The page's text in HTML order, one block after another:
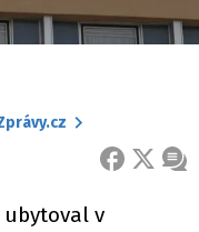
FACEBOOK
X
v